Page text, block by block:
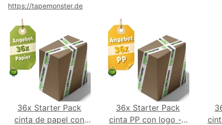
https://tapemonster.de
36x Starter Pack
cinta de papel con
36x Starter Pack
cinta PP con logo - 1